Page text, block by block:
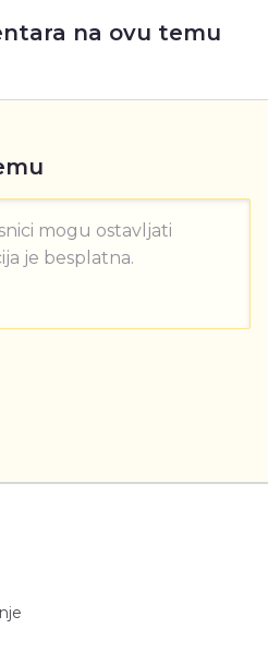
na ovu temu
mogu ostavljati
je besplatna.